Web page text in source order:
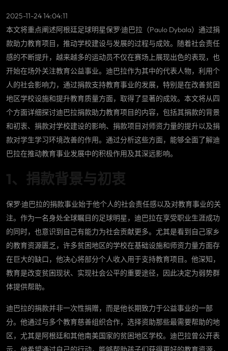
2025-11-24 14:04:11
本文将重点阐述阿根廷足球明星保罗·迪巴拉（Paulo Dybala）通过捐
款助力教育项目，推动学校建设与发展的过程与成效。随着社会责任
感的不断提升，越来越多的运动员不仅在赛场上展现出色的表现，也
开始在场外关注教育公益事业。迪巴拉作为其中的代表人物，利用个
人的社会影响力，通过捐款支持教育事业的发展，特别是在改善贫困
地区学校设施和提升教育质量方面，取得了显著的成效。本文将从四
个方面详细探讨迪巴拉捐款助力教育项目的内容，包括其捐款的背景
和初衷、捐款对学校建设的影响、捐款项目对师资力量的提升以及捐
款对学生学习环境改善的作用。通过分析这些方面，能够全面了解迪
巴拉在推动教育事业发展中的积极作用及其深远影响。
1、捐款背景与初衷
保罗·迪巴拉的捐款事业始于他个人的社会责任感以及对教育事业的关
注。作为一名身处全球瞩目的足球明星，迪巴拉在享受职业生涯成功
的同时，也意识到自己有能力为社会贡献更多。尤其是看到自己家乡
的教育资源匮乏，许多贫困地区的学校在基础设施和师资力量方面存
在巨大的缺口，他决心将部分个人收入用于支持教育项目。他深知，
教育是改变贫困现状、实现社会公平的重要途径，因此决定为弱势群
体提供帮助。
迪巴拉的捐款并非一次性捐赠，而是他长期致力于公益事业的一部
分。他通过与多个教育慈善组织合作，选择资助那些最需要帮助的地
区，尤其是阿根廷和其他南美国家的贫困地区学校。迪巴拉曾公开表